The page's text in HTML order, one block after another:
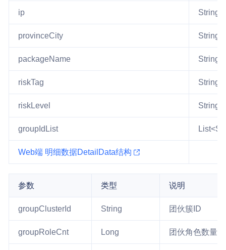
ip String
provinceCity String
packageName String
riskTag String
riskLevel String
groupIdList
Web端 明细数据DetailData结构
参数 类型 说明
groupClusterId String 团伙簇ID
groupRoleCnt Long 团伙角色数量